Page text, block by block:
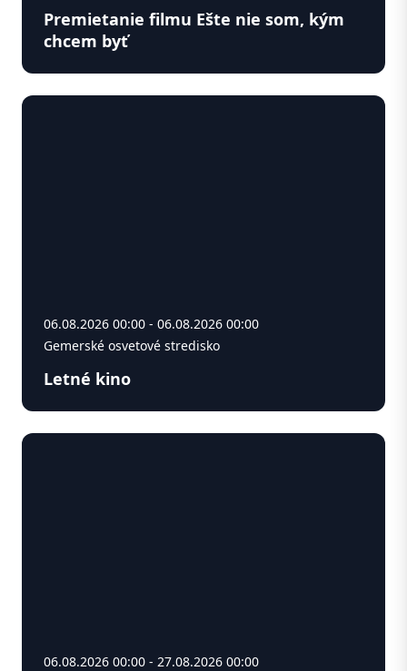
Premietanie filmu Ešte nie som, kým
chcem byť
06.08.2026 00:00 - 06.08.2026 00:00
Gemerské osvetové stredisko
Letné kino
06.08.2026 00:00 - 27.08.2026 00:00